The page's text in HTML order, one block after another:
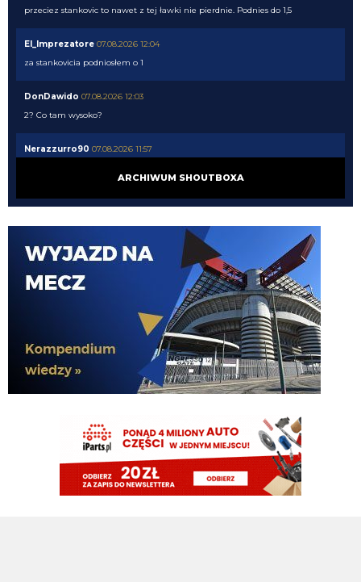
przeciez stankovic to nawet z tej ławki nie pierdnie. Podnies do 1,5
El_Imprezatore 07.08.2026 12:04
za stankovicia podniosłem o 1
DonDawido 07.08.2026 12:03
2? Co tam wysoko?
Nerazzurro90 07.08.2026 11:57
Nerazzurro90 07.08.2026 11:57
martins2000 07.08.2026 11:57
https://pbs.twimg.com/media/HPEcGmNWoAABFvw?
format=jpg&name=large
07.08.2026 11:54
Nerazzurro90
07.08.2026 11:54
Inter chce 30 baniek za Frattesiego czy oni są normalni?
07.08.2026 11:53
Fcinter bez cny bedzie lepszym portalem nie oszukujmy siem
07.08.2026 11:52
1-10 poproszę.
ARCHIWUM SHOUTBOXA